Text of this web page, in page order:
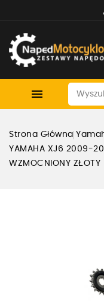

Strona Główna
YAMAHA XJ6 2009-
WZMOCNIONY ZŁOTY